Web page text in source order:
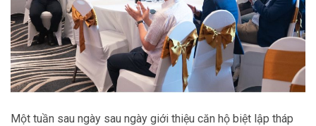
Một tuần sau ngày sau ngày giới thiệu căn hộ biệt lập tháp